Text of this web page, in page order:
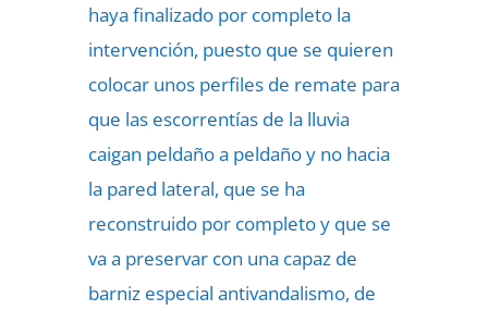
haya finalizado por completo la
intervención, puesto que se quieren
colocar unos perfiles de remate para
que las escorrentías de la lluvia
caigan peldaño a peldaño y no hacia
la pared lateral, que se ha
reconstruido por completo y que se
va a preservar con una capaz de
barniz especial antivandalismo, de